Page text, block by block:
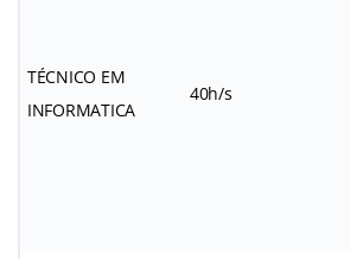
TÉCNICO EM
INFORMATICA
40h/s